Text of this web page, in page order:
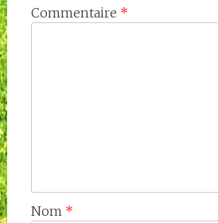
Commentaire *
Nom *